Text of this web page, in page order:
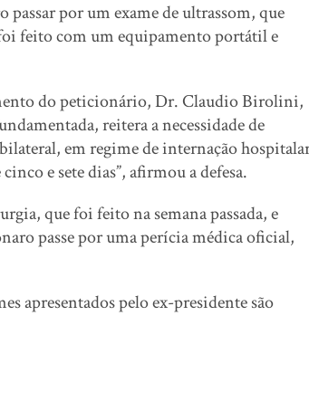
por um exame de ultrassom, que
feito com um equipamento portátil e
do peticionário, Dr. Claudio Birolini,
reitera a necessidade de
em regime de internação
e sete dias”, afirmou a defesa.
que foi feito na semana passada, e
passe por uma perícia médica oficial,
apresentados pelo ex-presidente são